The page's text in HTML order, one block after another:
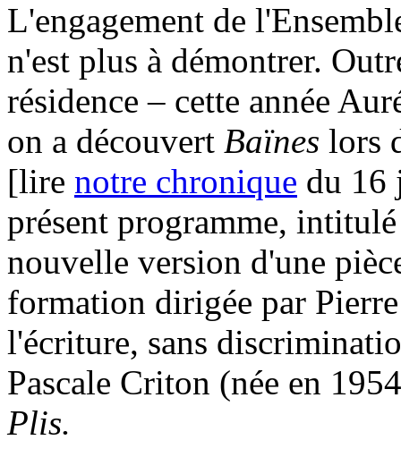
L'engagement de
n'est plus à démontrer.
résidence – cette année
on a découvert Baïnes lors
[lire notre chronique du 16
présent programme,
nouvelle version d'une
formation dirigée par
l'écriture, sans
Pascale Criton (née en
Plis.